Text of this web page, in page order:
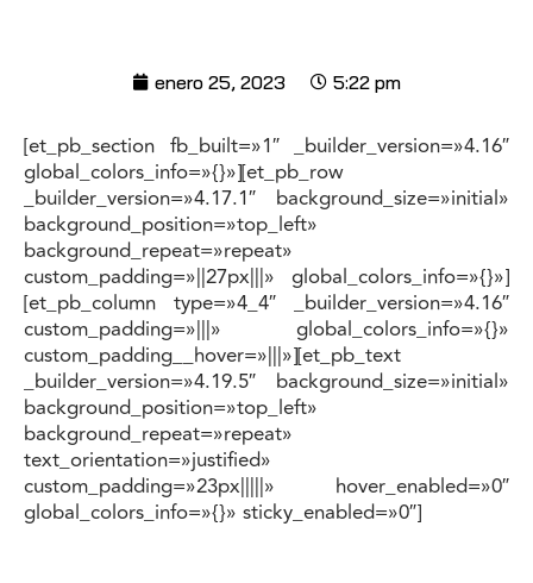
enero 25, 2023 5:22 pm
[et_pb_section fb_built=»1″ _builder_version=»4.16″
global_colors_info=»{}»][et_pb_row
_builder_version=»4.17.1″ background_size=»initial»
background_position=»top_left»
background_repeat=»repeat»
custom_padding=»||27px|||» global_colors_info=»{}»]
[et_pb_column type=»4_4″ _builder_version=»4.16″
custom_padding=»|||» global_colors_info=»{}»
custom_padding__hover=»|||»][et_pb_text
_builder_version=»4.19.5″ background_size=»initial»
background_position=»top_left»
background_repeat=»repeat»
text_orientation=»justified»
custom_padding=»23px|||||» hover_enabled=»0″
global_colors_info=»{}» sticky_enabled=»0″]